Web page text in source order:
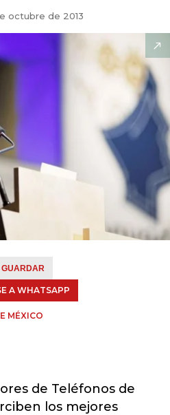
octubre de 2013
GUARDAR
A WHATSAPP
MÉXICO
de Teléfonos de
los mejores